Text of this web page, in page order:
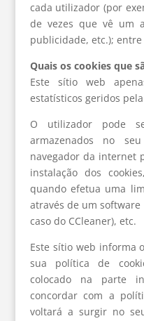
cada utilizador (por
de vezes que vê um
publicidade, etc.);
Quais os cookies que
Este sítio web
estatísticos geridos
O utilizador pode
armazenados no
navegador da internet
instalação dos
quando efetua uma
através de um
caso do CCleaner), etc.
Este sítio web informa
sua política de
colocado na parte
concordar com a
voltará a surgir no